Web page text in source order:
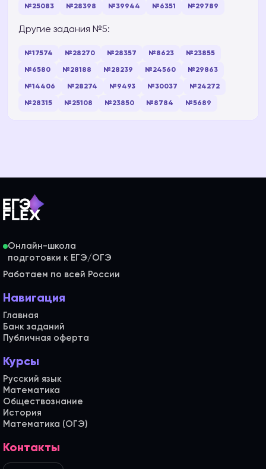
№25083 №28398 №39944 №6351 №29789
Другие задания №5:
№17574 №28270 №28357 №8623 №23855
№6580 №28188 №28239 №24560 №29863
№14406 №28274 №9493 №30037 №24272
№28315 №25108 №23850 №8784 №5689
Онлайн-школа
Работаем по всей России
Навигация
Главная
Банк заданий
Публичная оферта
Курсы
Русский язык
Математика
Обществознание
История
Математика (ОГЭ)
Контакты